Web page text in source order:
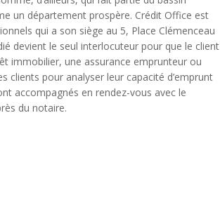
un département prospère. Crédit Office est
qui a son siège au 5, Place Clémenceau
devient le seul interlocuteur pour que le client
immobilier, une assurance emprunteur ou
pour analyser leur capacité d’emprunt
accompagnés en rendez-vous avec le
du notaire.